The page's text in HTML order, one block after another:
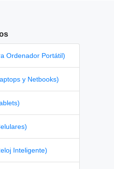
Ordenador Portátil)
y Netbooks)
Inteligente)